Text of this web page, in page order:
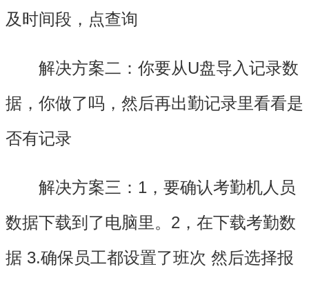
及时间段，点查询
解决方案二：你要从U盘导入记录数
据，你做了吗，然后再出勤记录里看看是
否有记录
解决方案三：1，要确认考勤机人员
数据下载到了电脑里。2，在下载考勤数
据 3.确保员工都设置了班次 然后选择报